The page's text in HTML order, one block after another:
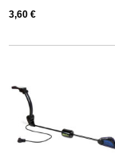
3,60 €